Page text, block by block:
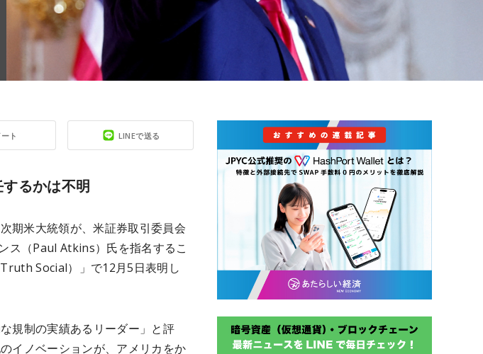
ト LINEで送る
るかは不明
期米大統領が、米証券取引委員会
ス（Paul Atkins）氏を指名するこ
Social）」で12月5日表明し
規制の実績あるリーダー」と評
イノベーションが、アメリカをか